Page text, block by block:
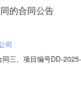
的合同公告
司
三、项目编号DD-
13414079765六、合